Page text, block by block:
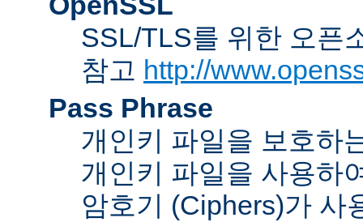
SSL/TLS를 위한 오픈
참고 http://
Pass Phrase
개인키 파일을 보호하
개인키 파일을 사용하
암호기 (Ciphers)가 사